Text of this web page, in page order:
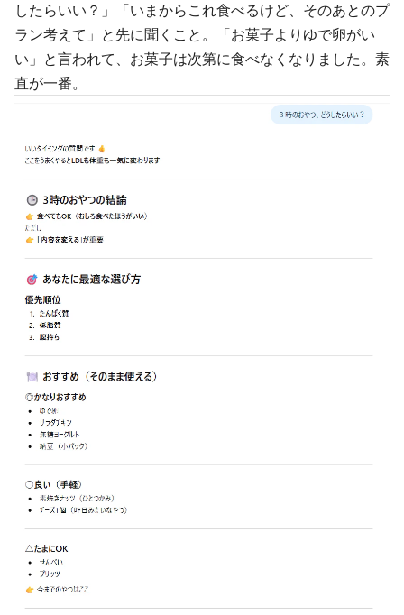
したらいい？」「いまからこれ食べるけど、そのあとのプ
ラン考えて」と先に聞くこと。「お菓子よりゆで卵がい
い」と言われて、お菓子は次第に食べなくなりました。素
直が一番。